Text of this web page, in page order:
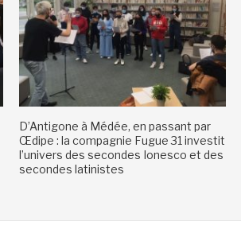
D’Antigone à Médée, en passant par
Œdipe : la compagnie Fugue 31 investit
l’univers des secondes Ionesco et des
secondes latinistes